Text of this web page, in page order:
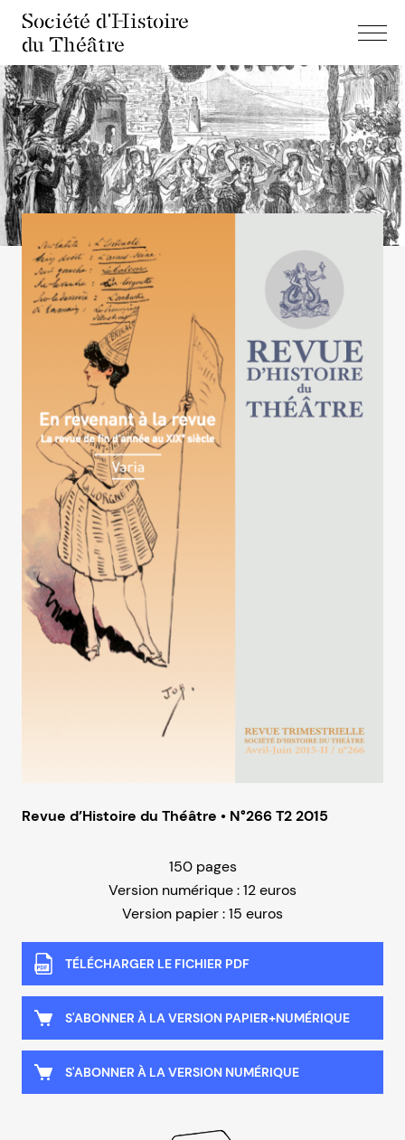
Société d'Histoire
du Théâtre
Revue d’Histoire du Théâtre • N°266 T2 2015
150 pages
Version numérique : 12 euros
Version papier : 15 euros
TÉLÉCHARGER LE FICHIER PDF
S'ABONNER À LA VERSION PAPIER+NUMÉRIQUE
S'ABONNER À LA VERSION NUMÉRIQUE